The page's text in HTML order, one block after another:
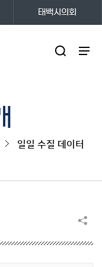
태백시의회
일일 수질 데이터